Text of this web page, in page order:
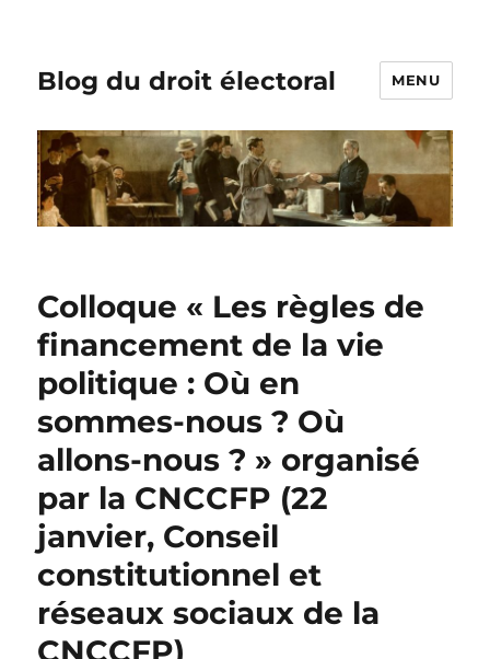
Blog du droit électoral MENU
Colloque « Les règles de
financement de la vie
politique : Où en
sommes-nous ? Où
allons-nous ? » organisé
par la CNCCFP (22
janvier, Conseil
constitutionnel et
réseaux sociaux de la